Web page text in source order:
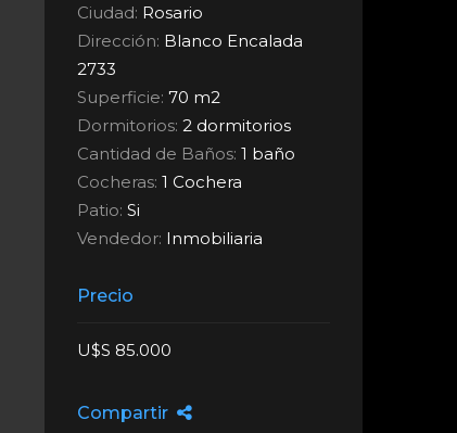
Ciudad: Rosario
Dirección: Blanco Encalada
2733
Superficie: 70 m2
Dormitorios: 2 dormitorios
Cantidad de Baños: 1 baño
Cocheras: 1 Cochera
Patio: Si
Vendedor: Inmobiliaria
Precio
U$S 85.000
Compartir